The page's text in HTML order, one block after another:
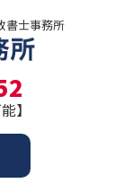
書士事務所
】